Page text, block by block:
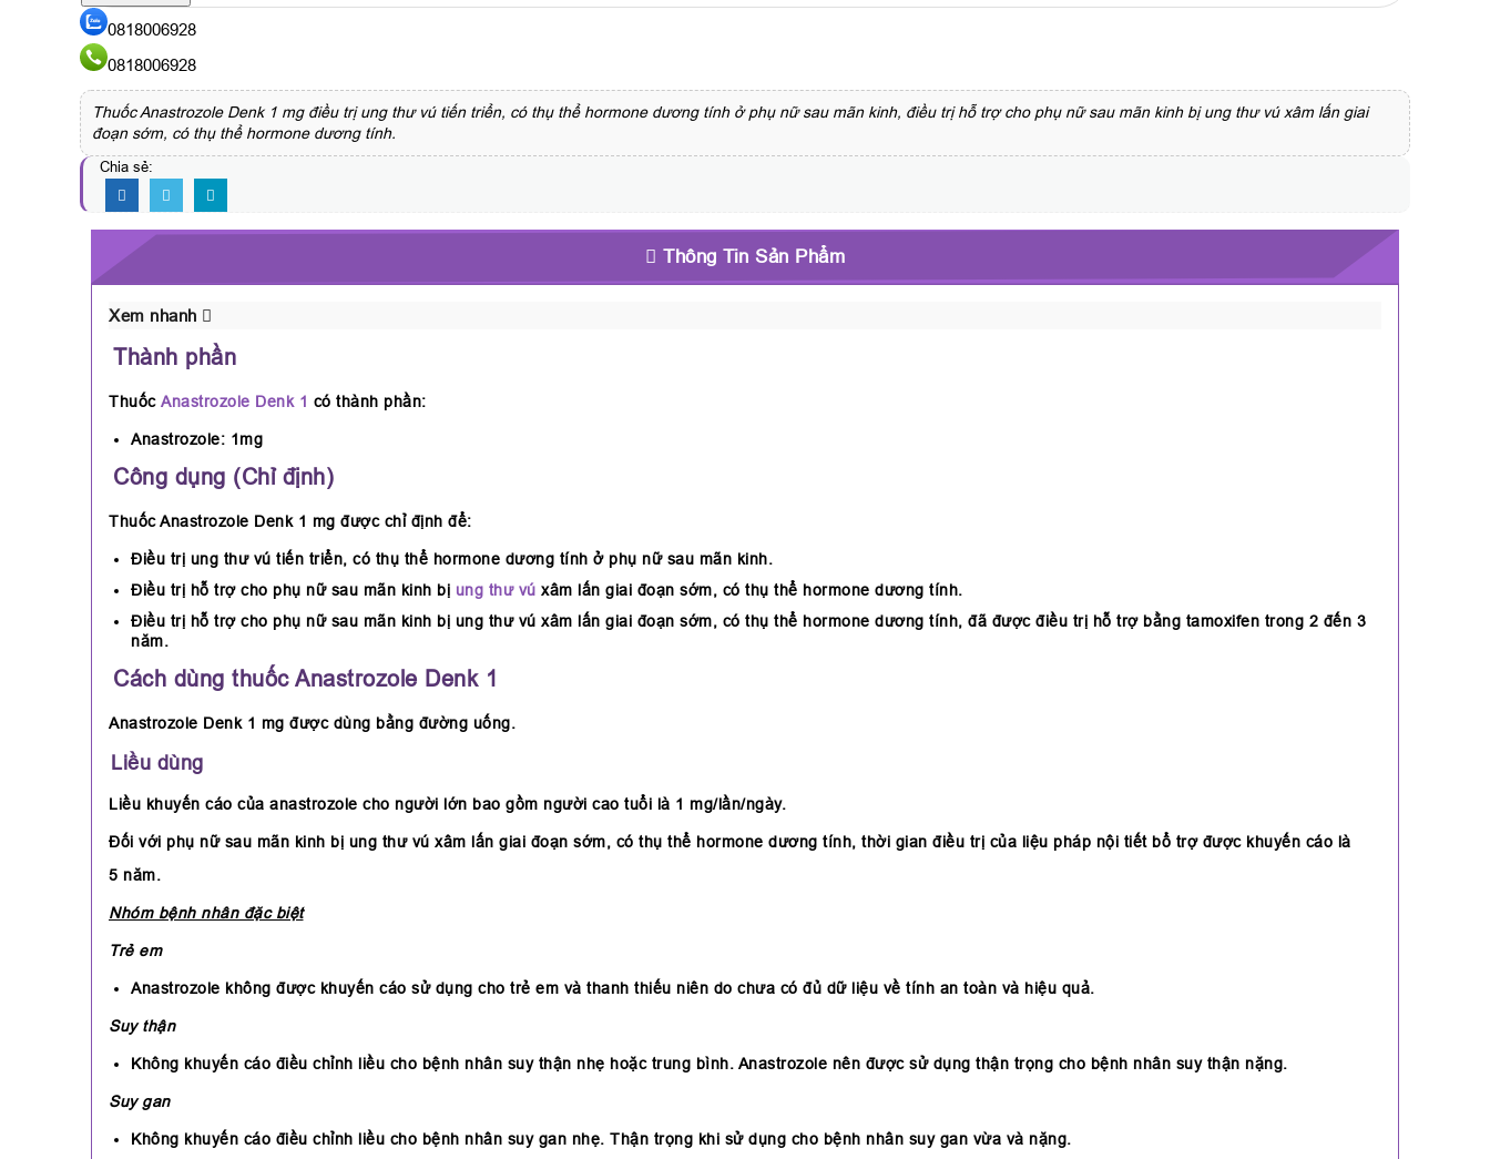
0818006928
0818006928
Thuốc Anastrozole Denk 1 mg điều trị ung thư vú tiến triển, có thụ thể hormone dương tính ở phụ nữ sau mãn kinh, điều trị hỗ trợ cho phụ nữ sau mãn kinh bị ung thư vú xâm lấn giai
đoạn sớm, có thụ thể hormone dương tính.
Chia sẻ:
Thông Tin Sản Phẩm
Xem nhanh
Thành phần
Thuốc Anastrozole Denk 1 có thành phần:
Anastrozole: 1mg
Công dụng (Chỉ định)
Thuốc Anastrozole Denk 1 mg được chỉ định để:
Điều trị ung thư vú tiến triển, có thụ thể hormone dương tính ở phụ nữ sau mãn kinh.
Điều trị hỗ trợ cho phụ nữ sau mãn kinh bị ung thư vú xâm lấn giai đoạn sớm, có thụ thể hormone dương tính.
Điều trị hỗ trợ cho phụ nữ sau mãn kinh bị ung thư vú xâm lấn giai đoạn sớm, có thụ thể hormone dương tính, đã được điều trị hỗ trợ bằng tamoxifen trong 2 đến 3
năm.
Cách dùng thuốc Anastrozole Denk 1
Anastrozole Denk 1 mg được dùng bằng đường uống.
Liều dùng
Liều khuyến cáo của anastrozole cho người lớn bao gồm người cao tuổi là 1 mg/lần/ngày.
Đối với phụ nữ sau mãn kinh bị ung thư vú xâm lấn giai đoạn sớm, có thụ thể hormone dương tính, thời gian điều trị của liệu pháp nội tiết bổ trợ được khuyến cáo là
5 năm.
Nhóm bệnh nhân đặc biệt
Trẻ em
Anastrozole không được khuyến cáo sử dụng cho trẻ em và thanh thiếu niên do chưa có đủ dữ liệu về tính an toàn và hiệu quả.
Suy thận
Không khuyến cáo điều chỉnh liều cho bệnh nhân suy thận nhẹ hoặc trung bình. Anastrozole nên được sử dụng thận trọng cho bệnh nhân suy thận nặng.
Suy gan
Không khuyến cáo điều chỉnh liều cho bệnh nhân suy gan nhẹ. Thận trọng khi sử dụng cho bệnh nhân suy gan vừa và nặng.